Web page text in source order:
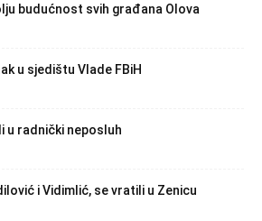
budućnost svih građana Olova
u sjedištu Vlade FBiH
u radnički neposluh
i Vidimlić, se vratili u Zenicu